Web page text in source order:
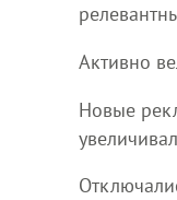
Активно
Новые